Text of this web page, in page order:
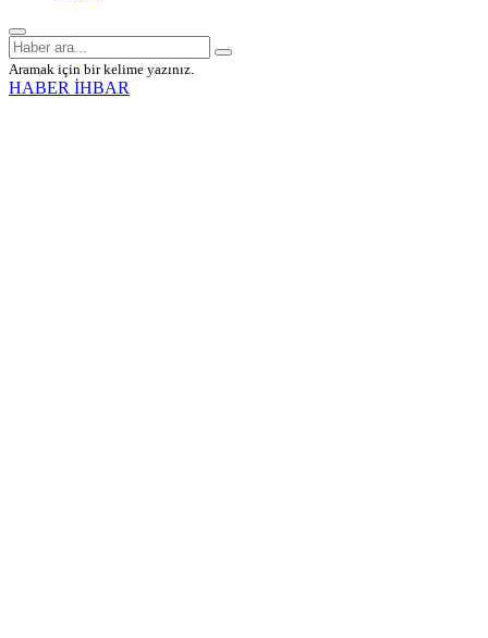
Aramak için bir kelime yazınız.
HABER İHBAR